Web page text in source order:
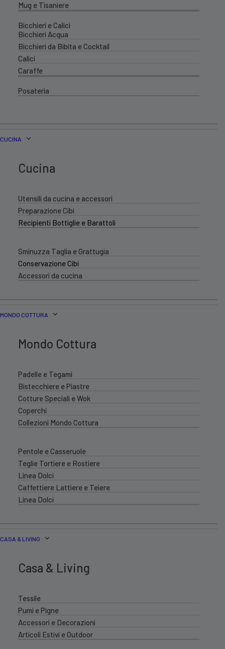
Mug e Tisaniere
Bicchieri e Calici
Bicchieri Acqua
Bicchieri da Bibita e Cocktail
Calici
Caraffe
Posateria
CUCINA
Cucina
Utensili da cucina e accessori
Preparazione Cibi
Recipienti Bottiglie e Barattoli
Sminuzza Taglia e Grattugia
Conservazione Cibi
Accessori da cucina
MONDO COTTURA
Mondo Cottura
Padelle e Tegami
Bistecchiere e Piastre
Cotture Speciali e Wok
Coperchi
Collezioni Mondo Cottura
Pentole e Casseruole
Teglie Tortiere e Rostiere
Linea Dolci
Caffettiere Lattiere e Teiere
Linea Dolci
CASA & LIVING
Casa & Living
Tessile
Pumi e Pigne
Accessori e Decorazioni
Articoli Estivi e Outdoor